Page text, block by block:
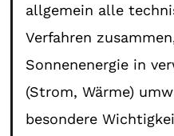
allgemein alle
Verfahren
Sonnenenergie in
(Strom, Wärme)
besondere